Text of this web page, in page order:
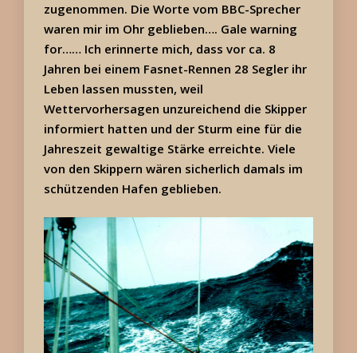
zugenommen. Die Worte vom BBC-Sprecher
waren mir im Ohr geblieben…. Gale warning
for…… Ich erinnerte mich, dass vor ca. 8
Jahren bei einem Fasnet-Rennen 28 Segler ihr
Leben lassen mussten, weil
Wettervorhersagen unzureichend die Skipper
informiert hatten und der Sturm eine für die
Jahreszeit gewaltige Stärke erreichte. Viele
von den Skippern wären sicherlich damals im
schützenden Hafen geblieben.